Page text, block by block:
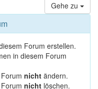
Gehe zu
Forum erstellen.
in diesem Forum
nicht ändern.
nicht löschen.